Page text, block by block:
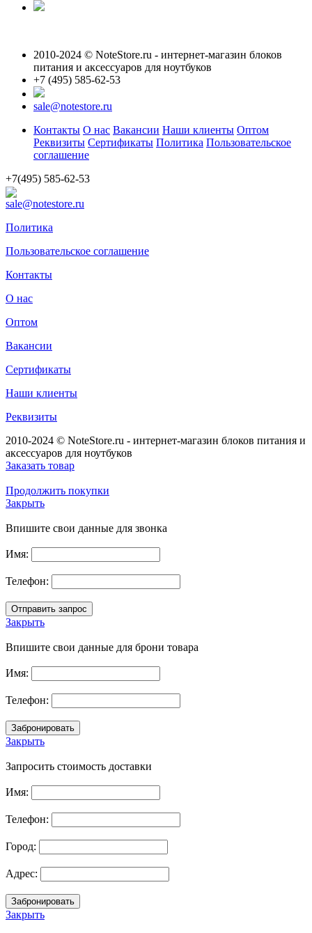
2010-2024 © NoteStore.ru - интернет-магазин блоков
питания и аксессуаров для ноутбуков
+7 (495) 585-62-53
sale@notestore.ru
Контакты О нас Вакансии Наши клиенты Оптом
Реквизиты Сертификаты Политика Пользовательское
соглашение
+7(495) 585-62-53
sale@notestore.ru
Политика
Пользовательское соглашение
Контакты
О нас
Оптом
Вакансии
Сертификаты
Наши клиенты
Реквизиты
2010-2024 © NoteStore.ru - интернет-магазин блоков питания и
аксессуаров для ноутбуков
Заказать товар
Продолжить покупки
Закрыть
Впишите свои данные для звонка
Имя:
Телефон:
Закрыть
Впишите свои данные для брони товара
Имя:
Телефон:
Закрыть
Запросить стоимость доставки
Имя:
Телефон:
Город:
Адрес:
Закрыть